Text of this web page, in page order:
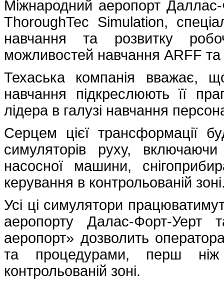
Міжнародний аеропорт
ThoroughTec Simulation,
навчання та розвитку
можливостей навчання ARFF та
Техаська компанія вважає, що
навчання підкреслюють її
лідера в галузі навчання
Серцем цієї трансформації
симуляторів руху,
насосної машини,
керування в контрольованій
Усі ці симулятори
аеропорту Далас-Форт-Уерт
аеропорт» дозволить
та процедурами, перш ніж
контрольованій зоні.